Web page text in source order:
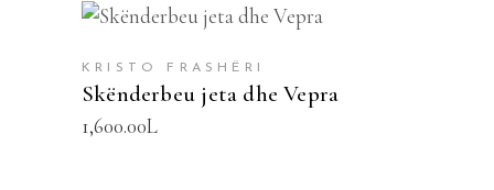
SHTOJE NË SHPORTË
KRISTO FRASHËRI
Skënderbeu jeta dhe Vepra
1,600.00L